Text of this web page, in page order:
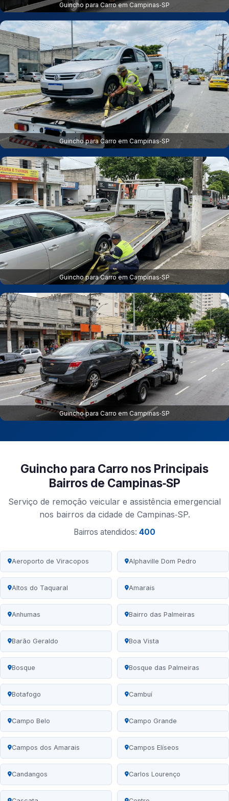
Guincho para Carro em Campinas‑SP
Guincho para Carro em Campinas‑SP
Guincho para Carro em Campinas‑SP
Guincho para Carro em Campinas‑SP
Guincho para Carro nos Principais
Bairros de Campinas‑SP
Serviço de remoção veicular e assistência emergencial
nos bairros da cidade de Campinas‑SP.
Bairros atendidos: 400
Aeroporto de Viracopos Alphaville Dom Pedro
Altos do Taquaral Amarais
Anhumas Bairro das Palmeiras
Barão Geraldo Boa Vista
Bosque Bosque das Palmeiras
Botafogo Cambuí
Campo Belo Campo Grande
Campos dos Amarais Campos Elíseos
Candangos Carlos Lourenço